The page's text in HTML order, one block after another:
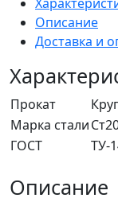
Описание
Доставка и
Прокат
Марка стали
ГОСТ
ТУ-
Описание